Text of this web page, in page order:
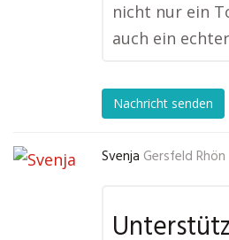
nicht nur ein
auch ein
Nachricht senden
Svenja Gersfeld Rhön